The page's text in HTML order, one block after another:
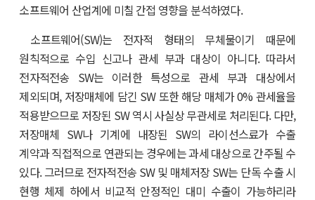
소프트웨어 산업계에 미칠 간접 영향을 분석하였다.
소프트웨어(SW)는 전자적 형태의 무체물이기 때문에
원칙적으로 수입 신고나 관세 부과 대상이 아니다. 따라서
전자적전송 SW는 이러한 특성으로 관세 부과 대상에서
제외되며, 저장매체에 담긴 SW 또한 해당 매체가 0% 관세율을
적용받으므로 저장된 SW 역시 사실상 무관세로 처리된다. 다만,
저장매체 SW나 기계에 내장된 SW의 라이선스료가 수출
계약과 직접적으로 연관되는 경우에는 과세 대상으로 간주될 수
있다. 그러므로 전자적전송 SW 및 매체저장 SW는 단독 수출 시
현행 체제 하에서 비교적 안정적인 대미 수출이 가능하리라